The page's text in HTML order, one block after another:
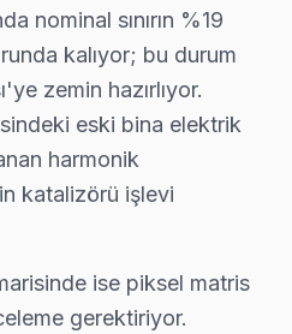
hem de yeni konut projeleri
Servisi
bir nüfusa sahip olması
bir demografik yapıya
ve Tamir Gereklilikleri
teknolojisindeki sürekli
nominal sınırın %19
kalıyor; bu durum
zemin hazırlıyor.
eski bina elektrik
harmonik
katalizörü işlevi
ise piksel matris
gerektiriyor.